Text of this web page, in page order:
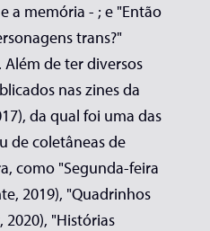
a memória - ; e "Então
trans?"
de ter diversos
nas zines da
da qual foi uma das
de coletâneas de
como "Segunda-feira
2019), "Quadrinhos
2020), "Histórias